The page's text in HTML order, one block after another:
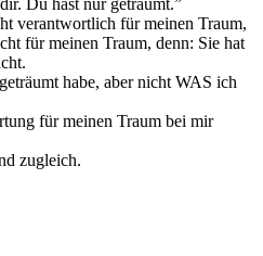
verantwortlich für meinen Traum,
für meinen Traum, denn: Sie hat
habe, aber nicht WAS ich
für meinen Traum bei mir
zugleich.